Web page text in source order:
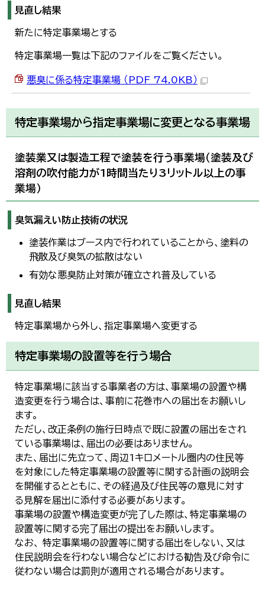
見直し結果
新たに特定事業場とする
特定事業場一覧は下記のファイルをご覧ください。
悪臭に係る特定事業場 （PDF 74.0KB）
特定事業場から指定事業場に変更となる事業場
塗装業又は製造工程で塗装を行う事業場（塗装及び
溶剤の吹付能力が1時間当たり3リットル以上の事
業場）
臭気漏えい防止技術の状況
塗装作業はブース内で行われていることから、塗料の
飛散及び臭気の拡散はない
有効な悪臭防止対策が確立され普及している
見直し結果
特定事業場から外し、指定事業場へ変更する
特定事業場の設置等を行う場合
特定事業場に該当する事業者の方は、事業場の設置や構
造変更を行う場合は、事前に花巻市への届出をお願いし
ます。
ただし、改正条例の施行日時点で既に設置の届出をされ
ている事業場は、届出の必要はありません。
また、届出に先立って、周辺1キロメートル圏内の住民等
を対象にした特定事業場の設置等に関する計画の説明会
を開催するとともに、その経過及び住民等の意見に対す
る見解を届出に添付する必要があります。
事業場の設置や構造変更が完了した際は、特定事業場の
設置等に関する完了届出の提出をお願いします。
なお、 特定事業場の設置等に関する届出をしない、又は
住民説明会を行わない場合などにおける勧告及び命令に
従わない場合は罰則が適用される場合があります。